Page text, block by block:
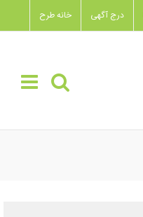
خانه طرح درج آگهی